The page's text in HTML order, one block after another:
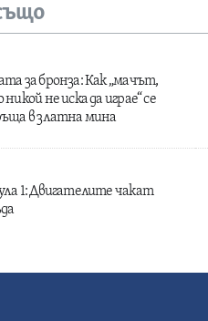
за бронза: Как „мачът,
не иска да играе“ се
в златна мина
1: Двигателите чакат